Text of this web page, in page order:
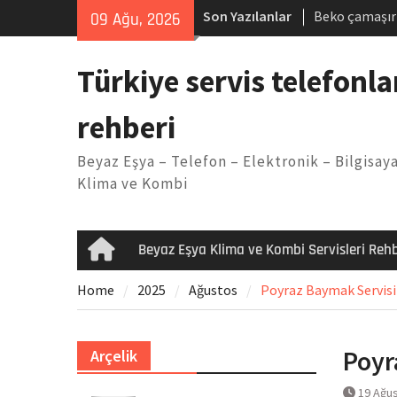
09 Ağu, 2026 Son Yazılanlar
Beko
Demirdöküm
Arızası
Türkiye servis
rehberi
Beyaz Eşya – Telefon – Elektronik –
Klima ve Kombi
HomeBeyaz Eşya Klima ve Kombi Servisleri
Home 2025 Ağustos Poyraz Baymak
19
Arçelik